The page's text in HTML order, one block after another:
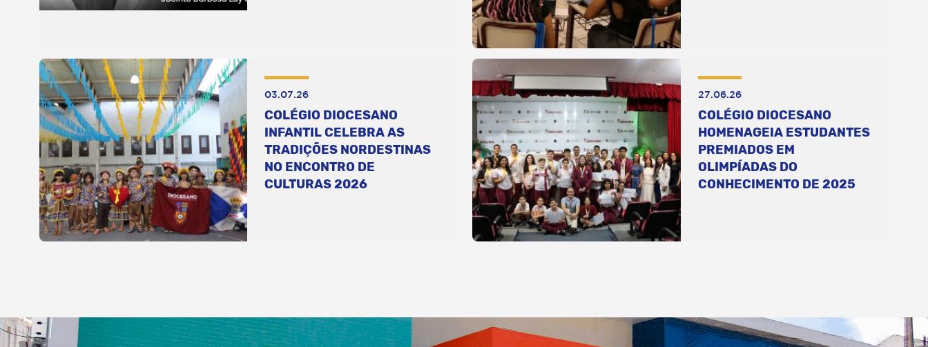
03.07.26
COLÉGIO DIOCESANO
INFANTIL CELEBRA AS
TRADIÇÕES NORDESTINAS
NO ENCONTRO DE
CULTURAS 2026
27.06.26
COLÉGIO DIOCESANO
HOMENAGEIA ESTUDANTES
PREMIADOS EM
OLIMPÍADAS DO
CONHECIMENTO DE 2025